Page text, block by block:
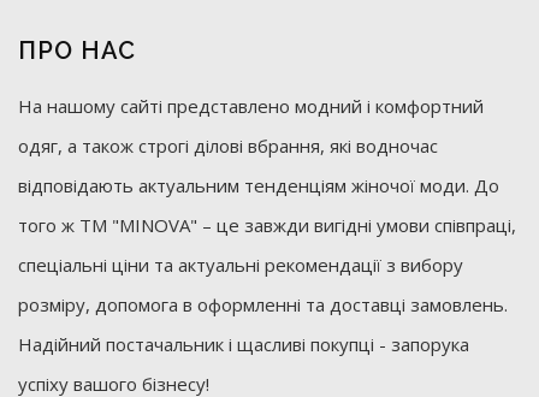
ПРО НАС
На нашому сайті представлено модний і комфортний
одяг, а також строгі ділові вбрання, які водночас
відповідають актуальним тенденціям жіночої моди. До
того ж ТМ "MINOVA" – це завжди вигідні умови співпраці,
спеціальні ціни та актуальні рекомендації з вибору
розміру, допомога в оформленні та доставці замовлень.
Надійний постачальник і щасливі покупці - запорука
успіху вашого бізнесу!